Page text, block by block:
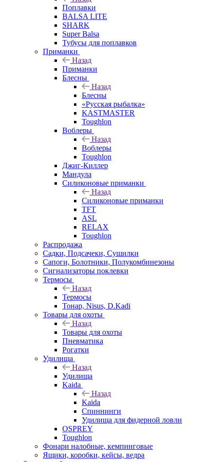
Поплавки
BALSA LITE
SHARK
Super Balsa
Тубусы для поплавков
Приманки
Назад
Приманки
Блесны
Назад
Блесны
«Русская рыбалка»
KASTMASTER
Toughlon
Воблеры
Назад
Воблеры
Toughlon
Джиг-Киллер
Мандула
Силиконовые приманки
Назад
Силиконовые приманки
TFT
ASL
RELAX
Toughlon
Распродажа
Садки, Подсачеки, Сушилки
Сапоги, Болотники, Полукомбинезоны
Сигнализаторы поклевки
Термосы
Назад
Термосы
Тонар, Nisus, D.Kadi
Товары для охоты
Назад
Товары для охоты
Пневматика
Рогатки
Удилища
Назад
Удилища
Kaida
Назад
Kaida
Спиннинги
Удилища для фидерной ловли
OSPREY
Toughlon
Фонари налобные, кемпинговые
Ящики, коробки, кейсы, ведра